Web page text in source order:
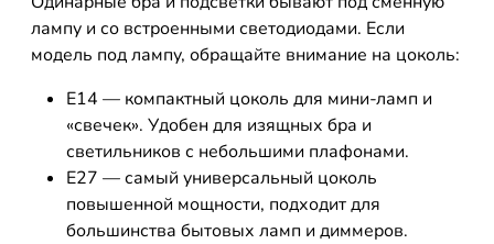
лампу и со встроенными светодиодами. Если
модель под лампу, обращайте внимание на цоколь:
E14 — компактный цоколь для мини-ламп и
«свечек». Удобен для изящных бра и
светильников с небольшими плафонами.
E27 — самый универсальный цоколь
повышенной мощности, подходит для
большинства бытовых ламп и диммеров.